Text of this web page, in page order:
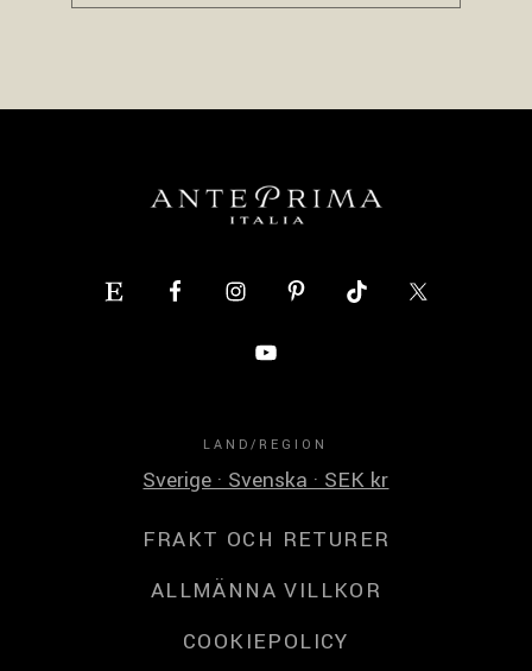
LAND/REGION
Sverige · Svenska · SEK kr
FRAKT OCH RETURER
ALLMÄNNA VILLKOR
COOKIEPOLICY